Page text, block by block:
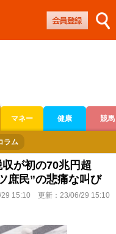
マネー 健康 競馬
ラム
収が初の70兆円超
庶民”の悲痛な叫び
15:10 更新： 23/06/29 15:10